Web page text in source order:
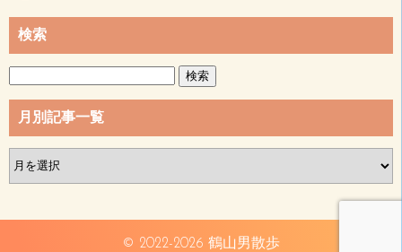
検索
月別記事一覧
別
© 2022-2026 鶴山男散歩